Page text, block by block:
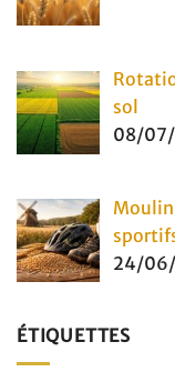
sol
08/
24/
ÉTIQUETTES